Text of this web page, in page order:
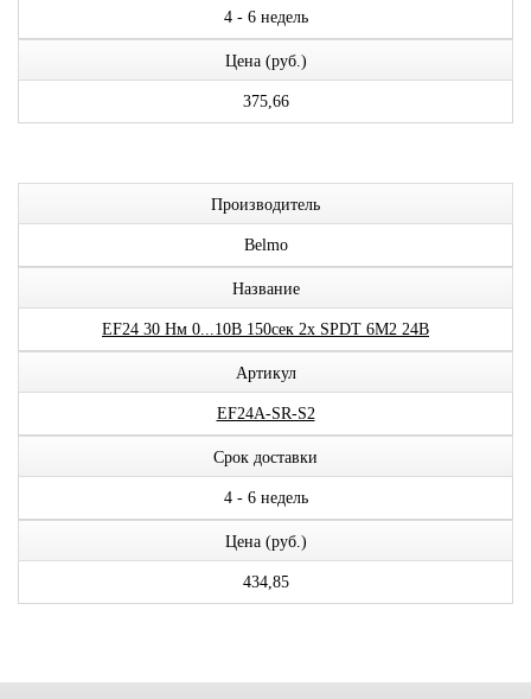
4 - 6 недель
Цена (руб.)
375,66
Производитель
Belmo
Название
EF24 30 Нм 0...10В 150сек 2x SPDT 6М2 24В
Артикул
EF24A-SR-S2
Срок доставки
4 - 6 недель
Цена (руб.)
434,85